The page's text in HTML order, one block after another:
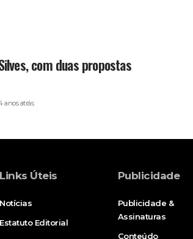
com duas propostas
anos atrás
Links Úteis
Notícias
Estatuto Editorial
Publicidade
Publicidade &
Assinaturas
Conteúdo